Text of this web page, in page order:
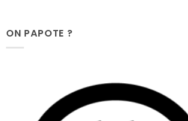
ON PAPOTE ?